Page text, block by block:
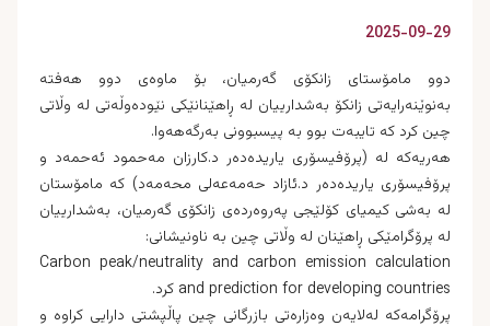
2025-09-29
دوو مامۆستای زانکۆی گەرمیان، بۆ ماوەی دوو هەفتە
بەنوێنەرایەتی زانکۆ بەشدارییان لە ڕاهێنانێکی نێودەوڵەتی لە وڵاتی
چین کرد کە تایبەت بوو بە پیسبوونی بەرگەهەوا.
هەریەکە لە (پرۆفیسۆری یاریدەدەر د.کارزان مەحمود ئەحمەد و
پرۆفیسۆری یاریدەدەر د.ئازاد حەمەعەلی محەمەد) کە مامۆستان
لە بەشی کیمیای کۆلێجی پەروەردەی زانکۆی گەرمیان، بەشدارییان
لە پرۆگرامێکی ڕاهێنان لە وڵاتی چین بە ناونیشانی:
‏Carbon peak/neutrality and carbon emission calculation
and prediction for developing countries کرد.
پرۆگرامەکە لەلایەن وەزارەتی بازرگانی چین پاڵپشتی دارایی کراوە و